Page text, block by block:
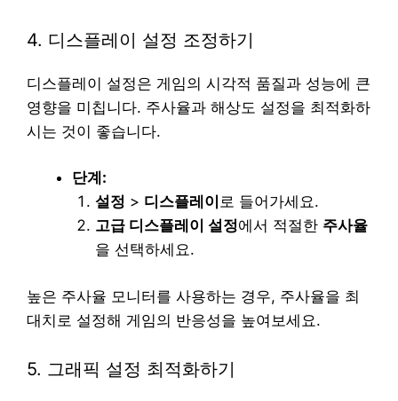
4. 디스플레이 설정 조정하기
디스플레이 설정은 게임의 시각적 품질과 성능에 큰
영향을 미칩니다. 주사율과 해상도 설정을 최적화하
시는 것이 좋습니다.
단계:
설정 > 디스플레이 로 들어가세요.
고급 디스플레이 설정에서 적절한 주사율
을 선택하세요.
높은 주사율 모니터를 사용하는 경우, 주사율을 최
대치로 설정해 게임의 반응성을 높여보세요.
5. 그래픽 설정 최적화하기